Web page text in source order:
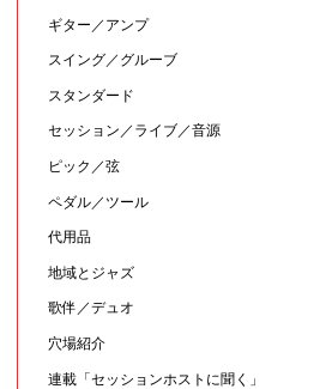
ギター／アンプ
スイング／グルーブ
スタンダード
セッション／ライブ／音源
ピック／弦
ペダル／ツール
代用品
地域とジャズ
歌伴／デュオ
穴場紹介
連載「セッションホストに聞く」